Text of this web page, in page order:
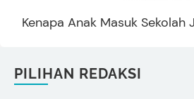
Kenapa Anak Masuk Sekolah
PILIHAN REDAKSI